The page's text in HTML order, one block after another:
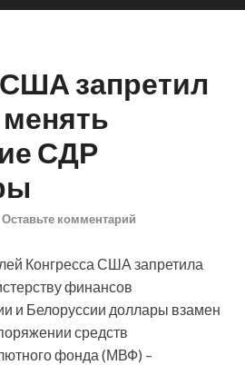
запретил
СДР
Оставьте комментарий
Конгресса США запретила
финансов
и Белоруссии доллары взамен
средств
фонда (МВФ) –